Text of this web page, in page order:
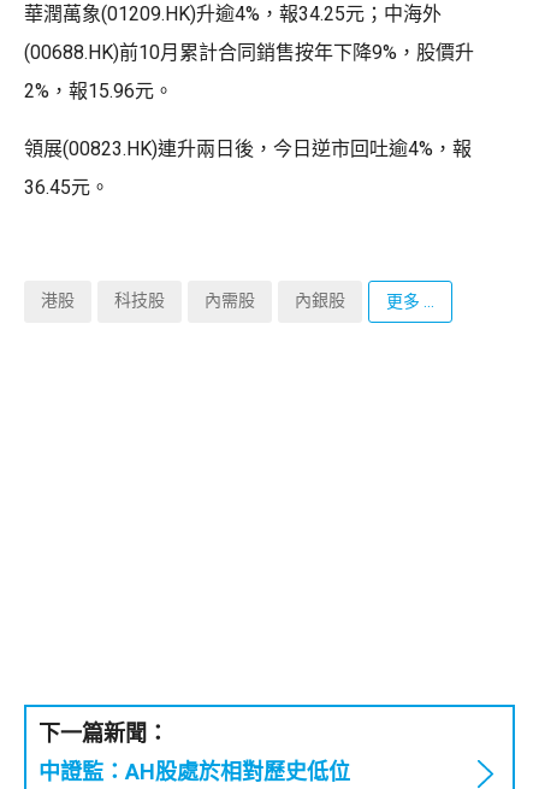
華潤萬象(01209.HK)升逾4%，報34.25元；中海外
(00688.HK)前10月累計合同銷售按年下降9%，股價升
2%，報15.96元。
領展(00823.HK)連升兩日後，今日逆市回吐逾4%，報
36.45元。
港股 科技股 內需股 內銀股 更多 ...
下一篇新聞：
中證監：AH股處於相對歷史低位